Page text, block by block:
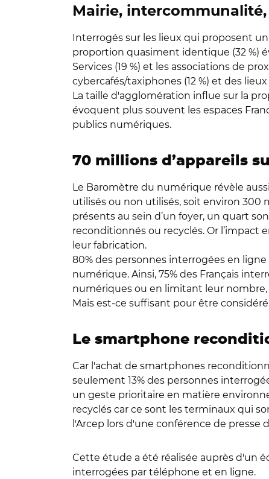
Mairie,
Interrogés sur les lieux qui proposent
proportion quasiment identique (32 %)
Services (19 %) et les associations de
cybercafés/taxiphones (12 %) et des
La taille d'agglomération influe sur la
évoquent plus souvent les espaces
publics numériques.
70 millions d’appareils
Le Baromètre du numérique révèle
utilisés ou non utilisés, soit environ 300
présents au sein d’un foyer, un quart
reconditionnés ou recyclés. Or
leur fabrication.
80% des personnes interrogées en
numérique. Ainsi, 75% des Français
numériques ou en limitant leur
Mais est-ce suffisant pour être
Le smartphone
Car l'achat de smartphones
seulement 13% des personnes
un geste prioritaire en matière
recyclés car ce sont les terminaux qui
l'Arcep lors d'une conférence de presse
Cette étude a été réalisée auprès d'un
interrogées par téléphone et en ligne.